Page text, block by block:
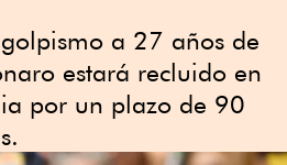
a 27 años de
estará recluido en
por un plazo de 90